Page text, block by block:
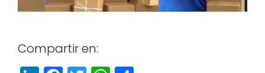
Com­par­tir en: